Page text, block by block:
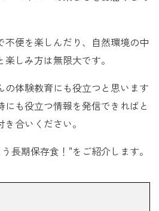
不便を楽しんだり、自然環境の中
しみ方は無限大です。
の体験教育にも役立つと思います
にも役立つ情報を発信できればと
合いください。
長期保存食！”をご紹介します。